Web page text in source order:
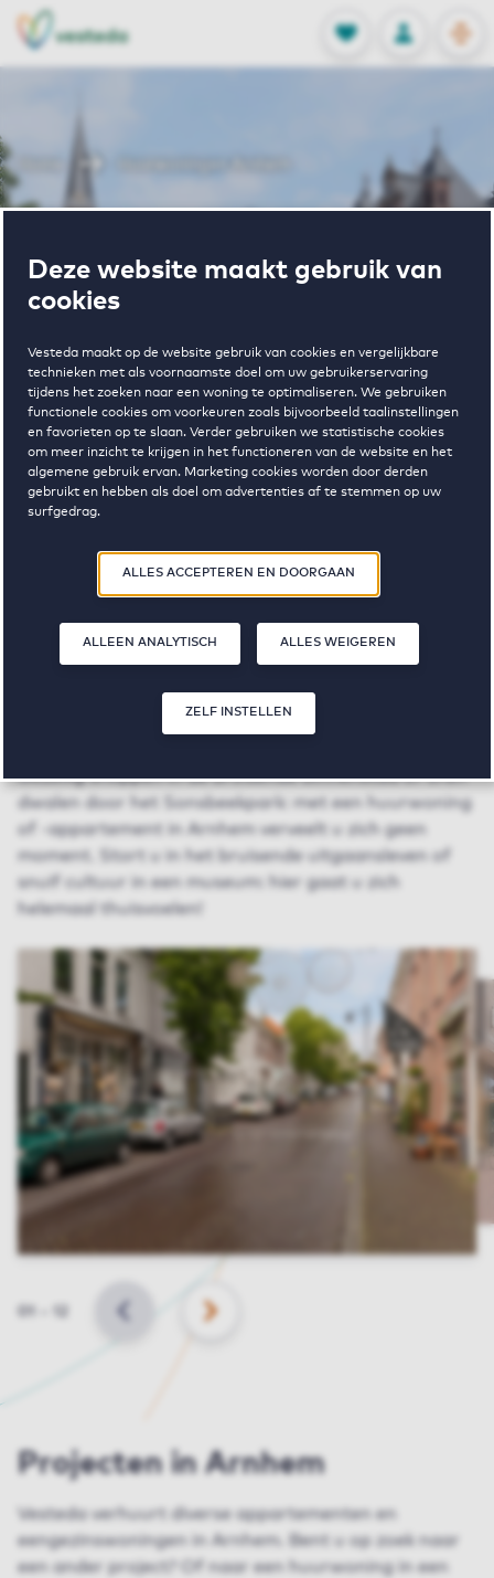
Deze website maakt gebruik van
cookies
Vesteda maakt op de website gebruik van cookies en vergelijkbare
technieken met als voornaamste doel om uw gebruikerservaring
tijdens het zoeken naar een woning te optimaliseren. We gebruiken
functionele cookies om voorkeuren zoals bijvoorbeeld taalinstellingen
en favorieten op te slaan. Verder gebruiken we statistische cookies
om meer inzicht te krijgen in het functioneren van de website en het
algemene gebruik ervan. Marketing cookies worden door derden
gebruikt en hebben als doel om advertenties af te stemmen op uw
surfgedrag.
Door op ‘Zelf instellen’ te klikken, kunt u meer lezen over onze cookies
en uw voorkeuren aanpassen. Door op ‘Alles accepteren en doorgaan’
te klikken, gaat u akkoord met het gebruik van cookies zoals
ALLES ACCEPTEREN EN DOORGAAN
ALLEEN ANALYTISCH ALLES WEIGEREN
ZELF INSTELLEN
FAVORIETEN
Opgeslagen
INLOGGEN
NL
EN
Arnhem
BEKIJK HET WONINGAANBOD
Vrije sector huurwoningen in
Gezellig shoppen in de bruisende binnenstad of uren
dwalen door het Sonsbeekpark: met een huurwoning
of -appartement in Arnhem verveelt u zich geen
moment. Stort u in het bruisende uitgaansleven of
snuif cultuur in een museum: hier gaat u zich
helemaal thuisvoelen!
Slide
VORIGE VOLGENDE
Projecten in Arnhem
Vesteda verhuurt diverse appartementen en
eengezinswoningen in Arnhem
Bent u op zoek naar
een ander project? Of naar een huurwoning in een